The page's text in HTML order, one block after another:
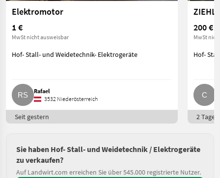
Elektromotor
1 €
MwSt nicht ausweisbar
Hof- Stall- und Weidetechnik- Elektrogeräte
Rafael
3532 Niederösterreich
Seit gestern
200 €
MwSt
Hof-
2 Tage
Sie haben Hof- Stall- und Weidetechnik / Elektrogeräte
zu verkaufen?
Auf Landwirt.com erreichen Sie über 545.000 registrierte Nutzer.